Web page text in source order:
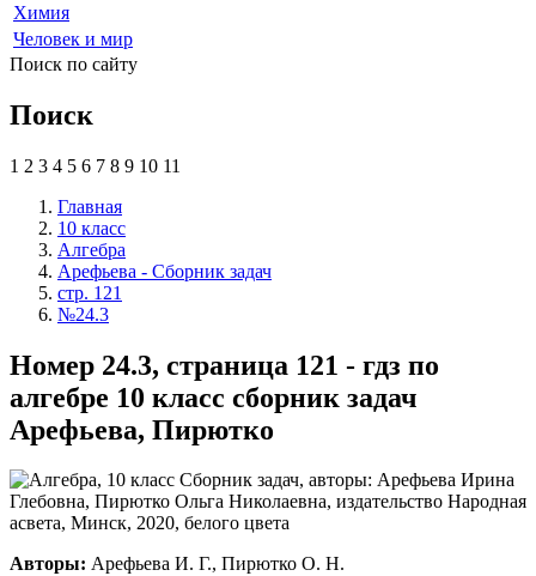
Химия
Человек и мир
Поиск по сайту
Поиск
1 2 3 4 5 6 7 8 9 10 11
Главная
10 класс
Алгебра
Арефьева - Сборник задач
стр. 121
№24.3
Номер 24.3, страница 121 - гдз по
алгебре 10 класс сборник задач
Арефьева, Пирютко
Авторы: Арефьева И. Г., Пирютко О. Н.